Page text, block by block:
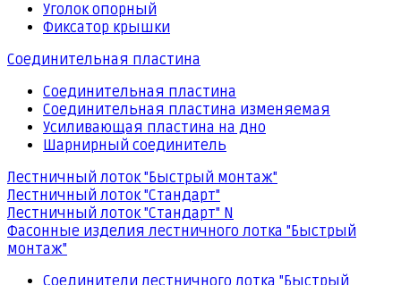
Уголок опорный
Фиксатор крышки
Соединительная пластина
Соединительная пластина
Соединительная пластина изменяемая
Усиливающая пластина на дно
Шарнирный соединитель
Лестничный лоток "Быстрый монтаж"
Лестничный лоток "Стандарт"
Лестничный лоток "Стандарт" N
Фасонные изделия лестничного лотка "Быстрый
монтаж"
Соединители лестничного лотка "Быстрый